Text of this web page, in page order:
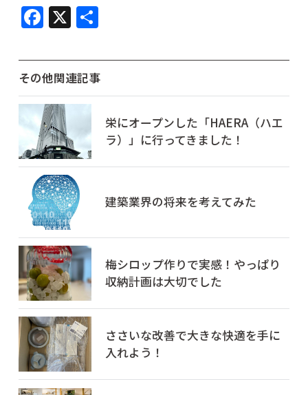
F
a
c
e
b
o
o
k
X 共
その他関連記事
栄にオープンした「HAERA（ハエ
ラ）」に行ってきました！
建築業界の将来を考えてみた
梅シロップ作りで実感！やっぱり
収納計画は大切でした
ささいな改善で大きな快適を手に
入れよう！